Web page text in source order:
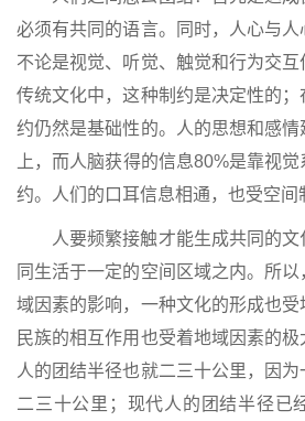
必须有共同的语言。同时，人心与人
不论是视觉、听觉、触觉和行为交
传统文化中，这种制约是决定性的；
约仍然是基础性的。人的思想和感
上，而人脑获得的信息80%是靠视
约。人们的口耳信息相通，也受空间
人要频繁接触才能生成共同的
同生活于一定的空间区域之内。所
域因素的影响，一种文化的形成也受
民族的相互作用也受着地域因素的
人的团结半径也就二三十公里，因
二三十公里；现代人的团结半径已